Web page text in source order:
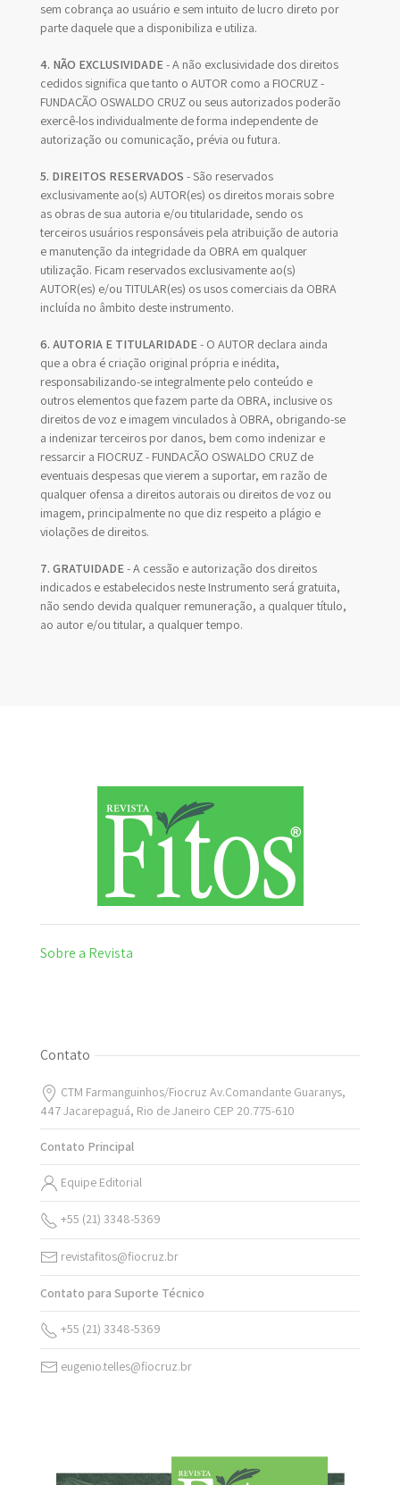
sem cobrança ao usuário e sem intuito de lucro direto por
parte daquele que a disponibiliza e utiliza.
4. NÃO EXCLUSIVIDADE- A não exclusividade dos direitos
cedidos significa que tanto o AUTOR como a FIOCRUZ -
FUNDAÇÃO OSWALDO CRUZ ou seus autorizados poderão
exercê-los individualmente de forma independente de
autorização ou comunicação, prévia ou futura.
5. DIREITOS RESERVADOS - São reservados
exclusivamente ao(s) AUTOR(es) os direitos morais sobre
as obras de sua autoria e/ou titularidade, sendo os
terceiros usuários responsáveis pela atribuição de autoria
e manutenção da integridade da OBRA em qualquer
utilização. Ficam reservados exclusivamente ao(s)
AUTOR(es) e/ou TITULAR(es) os usos comerciais da OBRA
incluída no âmbito deste instrumento.
6. AUTORIA E TITULARIDADE- O AUTOR declara ainda
que a obra é criação original própria e inédita,
responsabilizando-se integralmente pelo conteúdo e
outros elementos que fazem parte da OBRA, inclusive os
direitos de voz e imagem vinculados à OBRA, obrigando-se
a indenizar terceiros por danos, bem como indenizar e
ressarcir a FIOCRUZ - FUNDAÇÃO OSWALDO CRUZ de
eventuais despesas que vierem a suportar, em razão de
qualquer ofensa a direitos autorais ou direitos de voz ou
imagem, principalmente no que diz respeito a plágio e
violações de direitos.
7. GRATUIDADE- A cessão e autorização dos direitos
indicados e estabelecidos neste Instrumento será gratuita,
não sendo devida qualquer remuneração, a qualquer título,
ao autor e/ou titular, a qualquer tempo.
Sobre a Revista
Contato
CTM Farmanguinhos/Fiocruz Av.Comandante Guaranys,
447 Jacarepaguá, Rio de Janeiro CEP 20.775-610
Contato Principal
Equipe Editorial
+55 (21) 3348-5369
revistafitos@fiocruz.br
Contato para Suporte Técnico
+55 (21) 3348-5369
eugenio.telles@fiocruz.br